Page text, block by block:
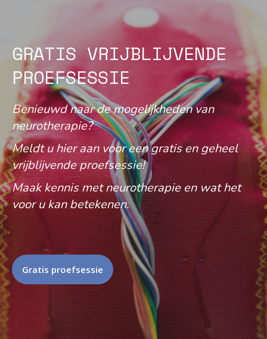
GRATIS VRIJBLIJVENDE
PROEFSESSIE
Benieuwd naar de mogelijkheden van
neurotherapie?
Meldt u hier aan voor een gratis en geheel
vrijblijvende proefsessie!
Maak kennis met neurotherapie en wat het
voor u kan betekenen.
Gratis proefsessie